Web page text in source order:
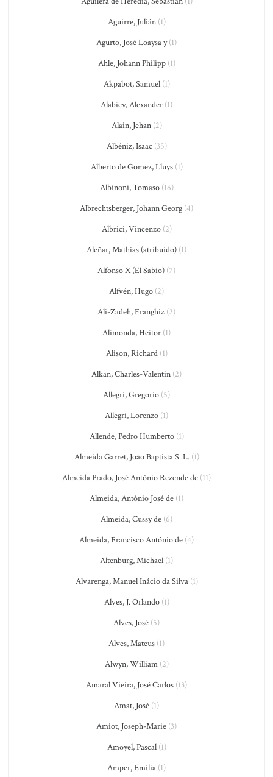
Aguirre, Julián(1)
Agurto, José Loaysa y(1)
Ahle, Johann Philipp(1)
Akpabot, Samuel(1)
Alabiev, Alexander (1)
Alain, Jehan(2)
Albéniz, Isaac (35)
Alberto de Gomez, Lluys(1)
Albinoni, Tomaso(16)
Albrechtsberger, Johann Georg (4)
Albrici, Vincenzo(2)
Aleñar, Mathías (atribuido) (1)
Alfonso X (El Sabio) (7)
Alfvén, Hugo (2)
Ali-Zadeh, Franghiz (2)
Alimonda, Heitor (1)
Alison, Richard(1)
Alkan, Charles-Valentin (2)
Allegri, Gregorio (5)
Allegri, Lorenzo (1)
Allende, Pedro Humberto(1)
Almeida Garret, João Baptista S. L.(1)
Almeida Prado, José Antônio Rezende de (11)
Almeida, Antônio José de (1)
Almeida, Cussy de (6)
Almeida, Francisco António de (4)
Altenburg, Michael (1)
Alvarenga, Manuel Inácio da Silva(1)
Alves, J. Orlando(1)
Alves, José (5)
Alves, Mateus (1)
Alwyn, William(2)
Amaral Vieira, José Carlos (13)
Amat, José (1)
Amiot, Joseph-Marie (3)
Amoyel, Pascal(1)
Amper, Emilia (1)